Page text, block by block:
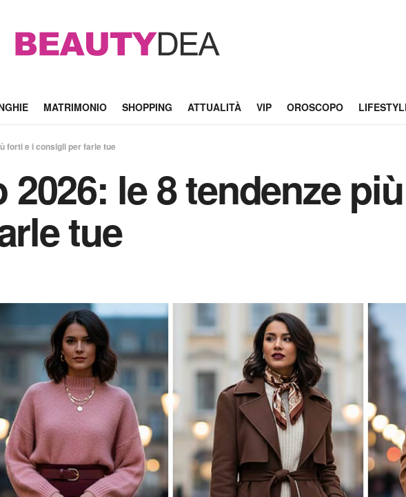
MATRIMONIO SHOPPING ATTUALITÀ VIP OROSCOPO
forti e i consigli per farle tue
le 8 tendenze
tue